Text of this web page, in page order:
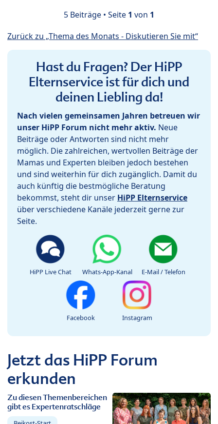
5 Beiträge • Seite 1 von 1
Zurück zu „Thema des Monats - Diskutieren Sie mit“
Hast du Fragen? Der HiPP
Elternservice ist für dich und
deinen Liebling da!
Nach vielen gemeinsamen Jahren betreuen wir
unser HiPP Forum nicht mehr aktiv. Neue
Beiträge oder Antworten sind nicht mehr
möglich. Die zahlreichen, wertvollen Beiträge der
Mamas und Experten bleiben jedoch bestehen
und sind weiterhin für dich zugänglich. Damit du
auch künftig die bestmögliche Beratung
bekommst, steht dir unser HiPP Elternservice
über verschiedene Kanäle jederzeit gerne zur
Seite.
HiPP Live Chat Whats-App-Kanal E-Mail / Telefon
Facebook Instagram
Jetzt das HiPP Forum
erkunden
Zu diesen Themenbereichen
gibt es Expertenratschläge